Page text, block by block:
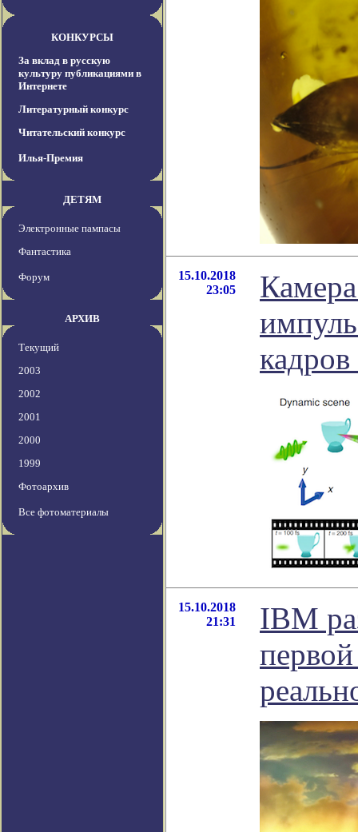
КОНКУРСЫ
За вклад в русскую
культуру публикациями в
Интернете
Литературный конкурс
Читательский конкурс
Илья-Премия
ДЕТЯМ
Электронные пампасы
Фантастика
Форум
АРХИВ
Текущий
2003
2002
2001
2000
1999
Фотоархив
Все фотоматериалы
15.10.2018
23:05
15.10.2018
21:31
IBM